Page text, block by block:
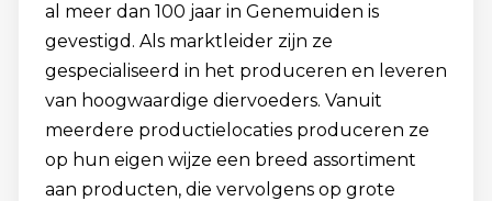
al meer dan 100 jaar in Genemuiden is
gevestigd. Als marktleider zijn ze
gespecialiseerd in het produceren en leveren
van hoogwaardige diervoeders. Vanuit
meerdere productielocaties produceren ze
op hun eigen wijze een breed assortiment
aan producten, die vervolgens op grote